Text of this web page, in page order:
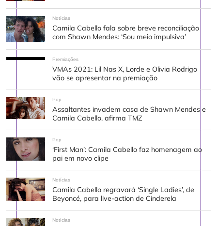
Notícias
Camila Cabello fala sobre breve reconciliação
com Shawn Mendes: ‘Sou meio impulsiva’
Premiações
VMAs 2021: Lil Nas X, Lorde e Olivia Rodrigo
vão se apresentar na premiação
Pop
Assaltantes invadem casa de Shawn Mendes e
Camila Cabello, afirma TMZ
Pop
‘First Man’: Camila Cabello faz homenagem ao
pai em novo clipe
Notícias
Camila Cabello regravará ‘Single Ladies’, de
Beyoncé, para live-action de Cinderela
Notícias